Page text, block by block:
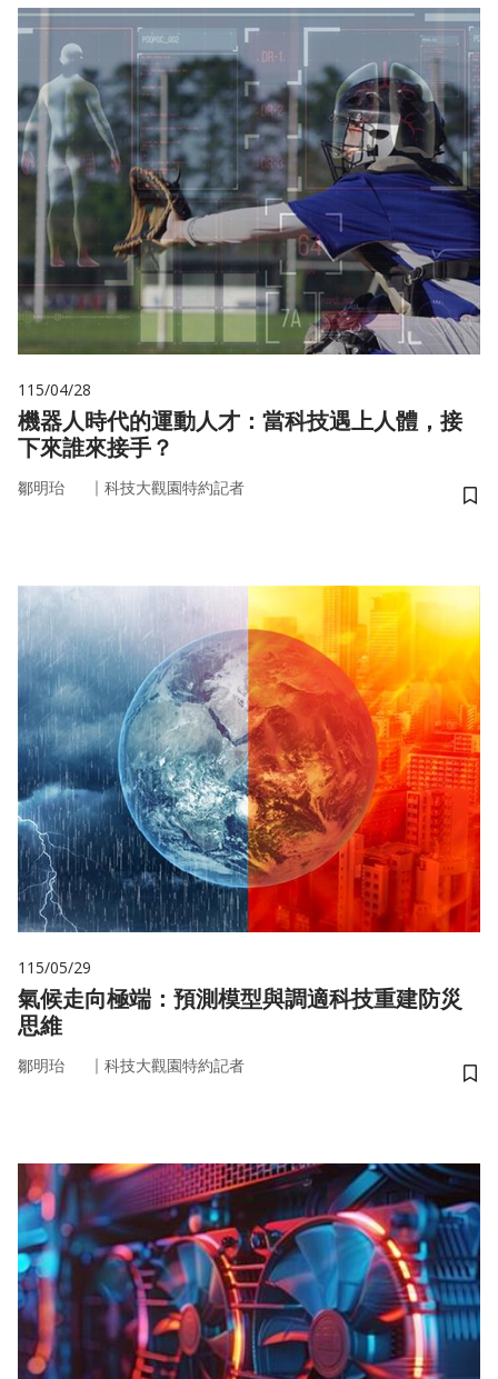
115/04/28
機器人時代的運動人才：當科技遇上人體，接
下來誰來接手？
鄒明珆 ｜ 科技大觀園特約記者
儲
115/05/29
氣候走向極端：預測模型與調適科技重建防災
思維
鄒明珆 ｜ 科技大觀園特約記者
儲